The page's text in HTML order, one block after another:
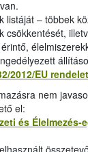
listáját – többek
csökkentését,
2012/EU rendelet
nem
el:
és Élelmezés-